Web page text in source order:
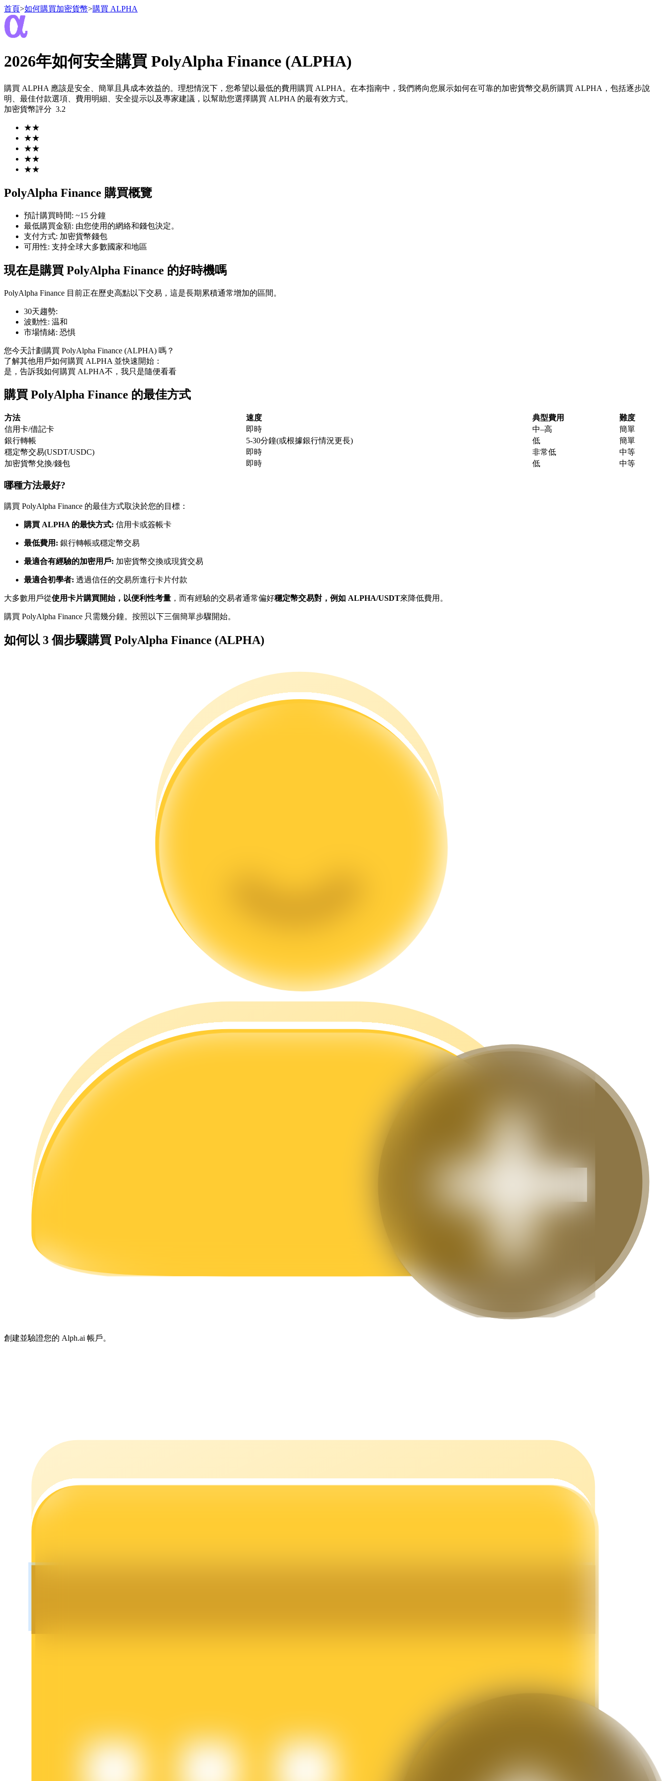
合約
USDT永續
以數字貨幣為保證金的永續合約
TradFi
美股、外匯、貴金屬及大宗商品衍生性商品
USDC永續
跟單
與頂尖交易專家同行
學習如何保持盈利
Launchpool
活期質押獲得熱門資產
鎖倉BTR
首頁>如何購買加密貨幣>購買 ALPHA
2026年如何安全購買 PolyAlpha Finance (ALPHA)
購買 ALPHA 應該是安全、簡單且具成本效益的。理想情況下，您希望以最低的費用購買 ALPHA。在本指南中，我們將向您展示如何在可靠的加密貨幣交易所購買 ALPHA，包括逐步說
明、最佳付款選項、費用明細、安全提示以及專家建議，以幫助您選擇購買 ALPHA 的最有效方式。
加密貨幣評分 3.2
★★
★★
★★
★★
★★
PolyAlpha Finance 購買概覽
預計購買時間: ~15 分鐘
最低購買金額: 由您使用的網絡和錢包決定。
支付方式: 加密貨幣錢包
可用性: 支持全球大多數國家和地區
現在是購買 PolyAlpha Finance 的好時機嗎
PolyAlpha Finance 目前正在歷史高點以下交易，這是長期累積通常增加的區間。
30天趨勢:
波動性: 温和
市場情緒: 恐惧
您今天計劃購買 PolyAlpha Finance (ALPHA) 嗎？
了解其他用戶如何購買 ALPHA 並快速開始：
是，告訴我如何購買 ALPHA不，我只是隨便看看
購買 PolyAlpha Finance 的最佳方式
方法 速度 典型費用
難度
信用卡/借記卡
即時 中–高
簡單
銀行轉帳
5-30分鐘(或根據銀行情況更長) 低
簡單
穩定幣交易(USDT/USDC)
即時 非常低
中等
加密貨幣兌換/錢包
即時 低 中等
哪種方法最好?
購買 PolyAlpha Finance 的最佳方式取決於您的目標：
購買 ALPHA 的最快方式: 信用卡或簽帳卡
最低費用: 銀行轉帳或穩定幣交易
最適合有經驗的加密用戶: 加密貨幣交換或現貨交易
最適合初學者: 透過信任的交易所進行卡片付款
大多數用戶從使用卡片購買開始，以便利性考量 ，而有經驗的交易者通常偏好穩定幣交易對，例如 ALPHA/USDT來降低費用。
購買 PolyAlpha Finance 只需幾分鐘。按照以下三個簡單步驟開始。
如何以 3 個步驟購買 PolyAlpha Finance (ALPHA)
創建並驗證您的 Alph.ai 帳戶。